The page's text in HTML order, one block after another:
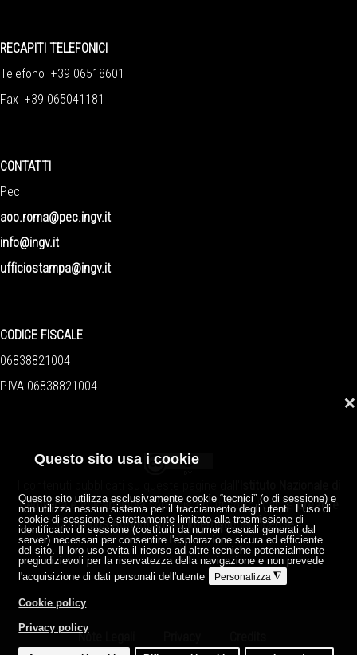
Questo sito usa i cookie
Questo sito utilizza esclusivamente cookie “tecnici” (o di sessione) e
non utilizza nessun sistema per il tracciamento degli utenti. L'uso di
cookie di sessione è strettamente limitato alla trasmissione di
identificativi di sessione (costituiti da numeri casuali generati dal
server) necessari per consentire l'esplorazione sicura ed efficiente
del sito. Il loro uso evita il ricorso ad altre tecniche potenzialmente
pregiudizievoli per la riservatezza della navigazione e non prevede
l'acquisizione di dati personali dell'utente
Personalizza◮
Cookie policy
Privacy policy
❌
RECAPITI TELEFONICI
Telefono +39 06518601
Fax +39 065041181
CONTATTI
Pec
aoo.roma@pec.ingv.it
info@ingv.it
ufficiostampa@ingv.it
CODICE FISCALE
06838821004
P.IVA 06838821004
Geofisica e Vulcanologiasono distribuiti sotto licenzaCreative
Commons Attribution 4.0 International License.
Note Legali